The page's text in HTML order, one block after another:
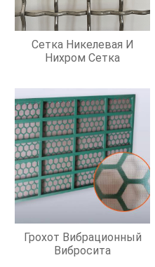
Сетка Никелевая И
Нихром Сетка
Грохот Вибрационный
Вибросита